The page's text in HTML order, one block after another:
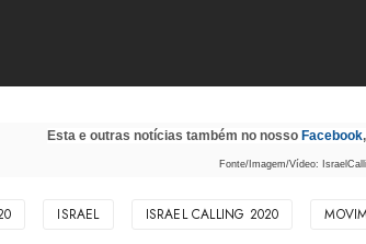
Esta e outras notícias também no nosso Facebook,
Fonte/Imagem/Vídeo:
ISRAEL ISRAEL CALLING 2020